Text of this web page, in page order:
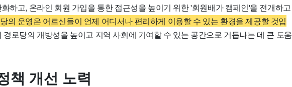
하고, 온라인 회원 가입을 통한 접근성을 높이기 위한 '회원배가 캠페인'을 전개하고
의 운영은 어르신들이 언제 어디서나 편리하게 이용할 수 있는 환경을 제공할 것입
경로당의 개방성을 높이고 지역 사회에 기여할 수 있는 공간으로 거듭나는 데 큰 도움
책 개선 노력